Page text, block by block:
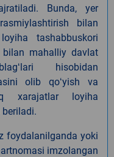
Bunda, yer
bilan
tashabbuskori
mahalliy davlat
hisobidan
olib qoʻyish va
xarajatlar loyiha
foydalanilganda yoki
imzolangan